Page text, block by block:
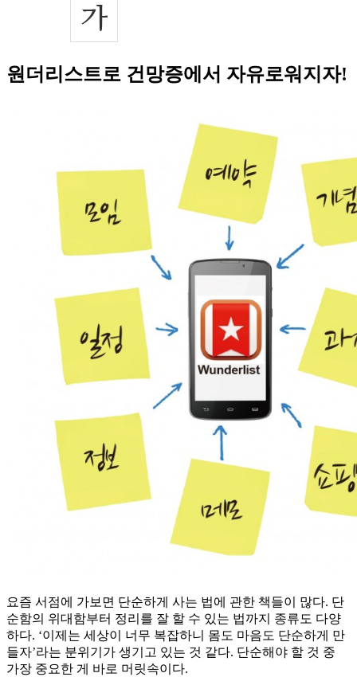
원더리스트로 건망증에서 자유로워지자!
요즘 서점에 가보면 단순하게 사는 법에 관한 책들이 많다. 단
순함의 위대함부터 정리를 잘 할 수 있는 법까지 종류도 다양
하다. ‘이제는 세상이 너무 복잡하니 몸도 마음도 단순하게 만
들자’라는 분위기가 생기고 있는 것 같다. 단순해야 할 것 중
가장 중요한 게 바로 머릿속이다.